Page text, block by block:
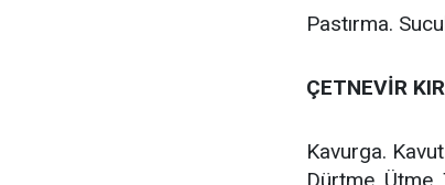
Pastırma.
ÇETNEVİR
Kavurga.